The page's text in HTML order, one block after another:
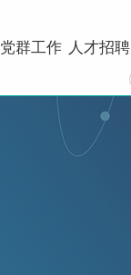
党群工作 人才招聘